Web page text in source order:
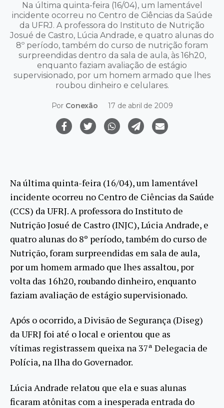
Na última quinta-feira (16/04), um lamentável
incidente ocorreu no Centro de Ciências da Saúde
da UFRJ. A professora do Instituto de Nutrição
Josué de Castro, Lúcia Andrade, e quatro alunas do
8º período, também do curso de nutrição foram
surpreendidas dentro da sala de aula, às 16h20,
enquanto faziam avaliação de estágio
supervisionado, por um homem armado que lhes
roubou dinheiro e celulares.
Por Conexão 17 de abril de 2009
Na última quinta-feira (16/04), um lamentável
incidente ocorreu no Centro de Ciências da Saúde
(CCS) da UFRJ. A professora do Instituto de
Nutrição Josué de Castro (INJC), Lúcia Andrade, e
quatro alunas do 8º período, também do curso de
Nutrição, foram surpreendidas em sala de aula,
por um homem armado que lhes assaltou, por
volta das 16h20, roubando dinheiro, enquanto
faziam avaliação de estágio supervisionado.
Após o ocorrido, a Divisão de Segurança (Diseg)
da UFRJ foi até o local e orientou que as
vítimas registrassem queixa na 37ª Delegacia de
Polícia, na Ilha do Governador.
Lúcia Andrade relatou que ela e suas alunas
ficaram atônitas com a inesperada entrada do